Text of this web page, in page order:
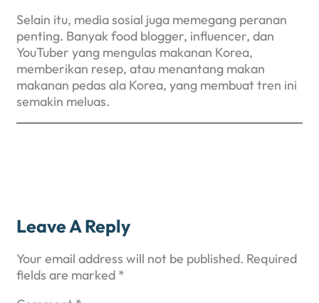
Selain itu, media sosial juga memegang peranan
penting. Banyak food blogger, influencer, dan
YouTuber yang mengulas makanan Korea,
memberikan resep, atau menantang makan
makanan pedas ala Korea, yang membuat tren ini
semakin meluas.
Leave A Reply
Your email address will not be published. Required
fields are marked *